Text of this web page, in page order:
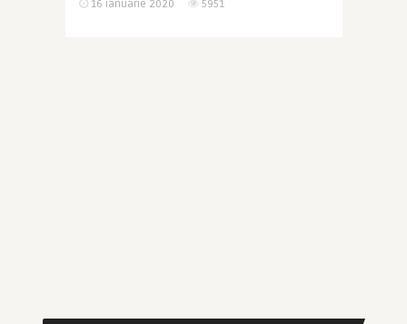
16 ianuarie 2020 5951